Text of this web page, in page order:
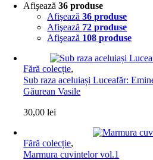
Afişează36 produse
Afişează36 produse
Afişează 72 produse
Afişează 108 produse
Fără colecție,
Sub raza aceluiași Luceafăr:
Găurean Vasile
30,00lei
Fără colecție,
Marmura cuvintelor vol.1